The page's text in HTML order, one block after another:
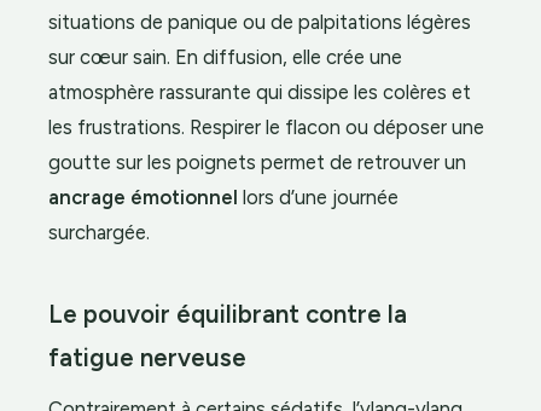
situations de panique ou de palpitations légères
sur cœur sain. En diffusion, elle crée une
atmosphère rassurante qui dissipe les colères et
les frustrations. Respirer le flacon ou déposer une
goutte sur les poignets permet de retrouver un
ancrage émotionnel lors d’une journée
surchargée.
Le pouvoir équilibrant contre la
fatigue nerveuse